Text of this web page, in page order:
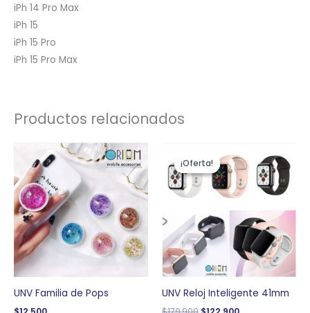
iPh 14 Pro Max
iPh 15
iPh 15 Pro
iPh 15 Pro Max
Productos relacionados
UNV Familia de Pops
¡Oferta!
¡Oferta!
UNV Reloj Inteligente 41mm
precio
original
era:
$179,900.
precio
actual
es:
$122,900.